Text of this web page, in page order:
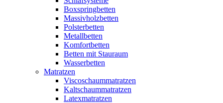
Boxspringbetten
Massivholzbetten
Polsterbetten
Metallbetten
Komfortbetten
Betten mit Stauraum
Wasserbetten
Matratzen
Viscoschaummatratzen
Kaltschaummatratzen
Latexmatratzen